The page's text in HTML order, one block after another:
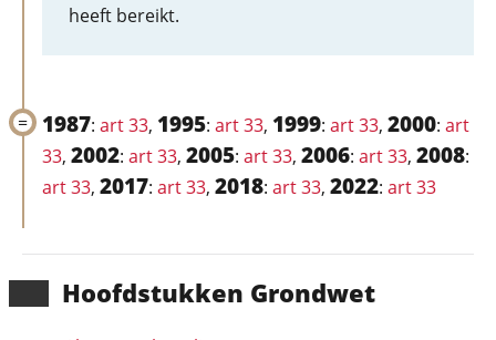
Hoofd­stukken Grondwet
heeft bereikt.
1987: art 33, 1995: art 33, 1999: art 33, 2000: art
33, 2002: art 33, 2005: art 33, 2006: art 33, 2008:
art 33, 2017: art 33, 2018: art 33, 2022: art 33